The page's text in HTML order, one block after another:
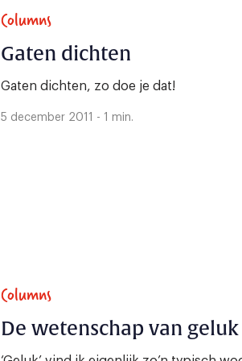
Columns
Gaten dichten
Gaten dichten, zo doe je dat!
5 december 2011 - 1 min.
Columns
De wetenschap van geluk